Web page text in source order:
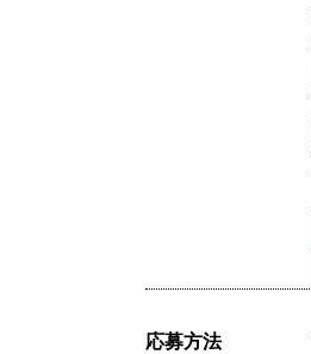
応募方法